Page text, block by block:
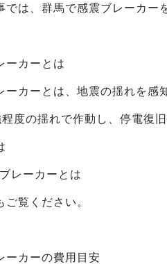
では、群馬で感震ブレーカー
ーカーとは
ーカーとは、地震の揺れを感
度の揺れで作動し、停電復
レーカーとは
ご覧ください。
ーカーの費用目安